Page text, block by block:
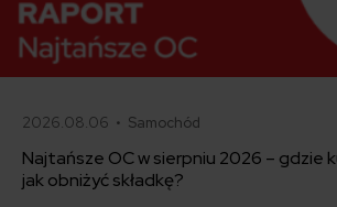
2026.08.06 • Samochód
Najtańsze OC w sierpniu 2026 – gdzie
jak obniżyć składkę?